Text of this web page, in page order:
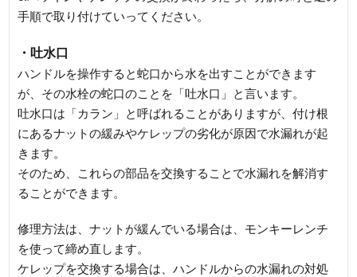
手順で取り付けていってください。
・吐水口
ハンドルを操作すると蛇口から水を出すことができます
が、その水栓の蛇口のことを「吐水口」と言います。
吐水口は「カラン」と呼ばれることがありますが、付け根
にあるナットの緩みやケレップの劣化が原因で水漏れが起
きます。
そのため、これらの部品を交換することで水漏れを解消す
ることができます。
修理方法は、ナットが緩んでいる場合は、モンキーレンチ
を使って締め直します。
ケレップを交換する場合は、ハンドルからの水漏れの対処